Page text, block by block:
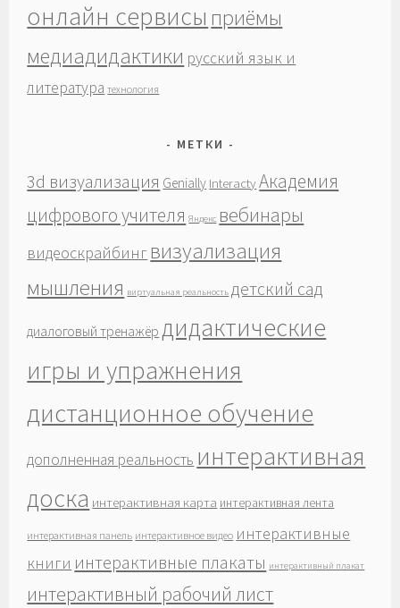
онлайн сервисы приёмы
медиадидактики русский язык и
литература технология
МЕТКИ
3d визуализация Genially Interacty Академия
цифрового учителя Яндекс вебинары
видеоскрайбинг визуализация
мышления виртуальная реальность детский сад
диалоговый тренажёр дидактические
игры и упражнения
дистанционное обучение
дополненная реальность интерактивная
доска интерактивная карта интерактивная лента
интерактивная панель интерактивное видео интерактивные
книги интерактивные плакаты интерактивный плакат
интерактивный рабочий лист